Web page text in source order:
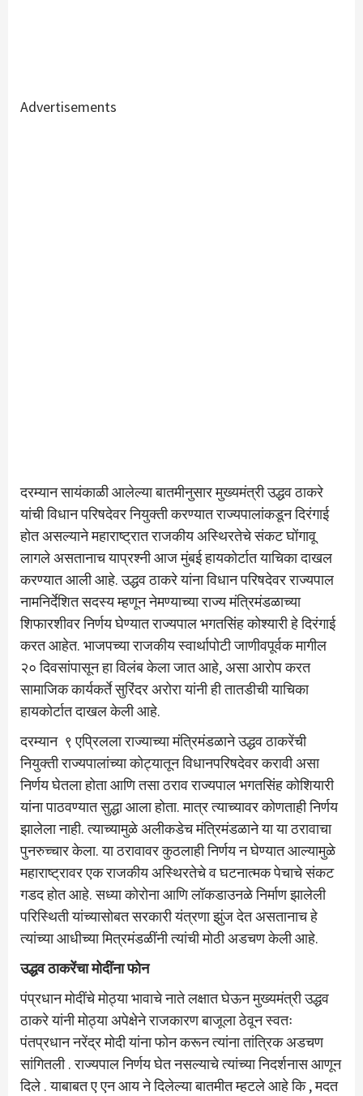
Advertisements
दरम्यान सायंकाळी आलेल्या बातमीनुसार मुख्यमंत्री उद्धव ठाकरे
यांची विधान परिषदेवर नियुक्ती करण्यात राज्यपालांकडून दिरंगाई
होत असल्याने महाराष्ट्रात राजकीय अस्थिरतेचे संकट घोंगावू
लागले असतानाच याप्रश्नी आज मुंबई हायकोर्टात याचिका दाखल
करण्यात आली आहे. उद्धव ठाकरे यांना विधान परिषदेवर राज्यपाल
नामनिर्देशित सदस्य म्हणून नेमण्याच्या राज्य मंत्रिमंडळाच्या
शिफारशीवर निर्णय घेण्यात राज्यपाल भगतसिंह कोश्यारी हे दिरंगाई
करत आहेत. भाजपच्या राजकीय स्वार्थापोटी जाणीवपूर्वक मागील
२० दिवसांपासून हा विलंब केला जात आहे, असा आरोप करत
सामाजिक कार्यकर्ते सुरिंदर अरोरा यांनी ही तातडीची याचिका
हायकोर्टात दाखल केली आहे.
दरम्यान ९ एप्रिलला राज्याच्या मंत्रिमंडळाने उद्धव ठाकरेंची
नियुक्ती राज्यपालांच्या कोट्यातून विधानपरिषदेवर करावी असा
निर्णय घेतला होता आणि तसा ठराव राज्यपाल भगतसिंह कोशियारी
यांना पाठवण्यात सुद्धा आला होता. मात्र त्याच्यावर कोणताही निर्णय
झालेला नाही. त्याच्यामुळे अलीकडेच मंत्रिमंडळाने या या ठरावाचा
पुनरुच्चार केला. या ठरावावर कुठलाही निर्णय न घेण्यात आल्यामुळे
महाराष्ट्रावर एक राजकीय अस्थिरतेचे व घटनात्मक पेचाचे संकट
गडद होत आहे. सध्या कोरोना आणि लॉकडाउनळे निर्माण झालेली
परिस्थिती यांच्यासोबत सरकारी यंत्रणा झुंज देत असतानाच हे
त्यांच्या आधीच्या मित्रमंडळींनी त्यांची मोठी अडचण केली आहे.
उद्धव ठाकरेंचा मोदींना फोन
पंप्रधान मोदींचे मोठ्या भावाचे नाते लक्षात घेऊन मुख्यमंत्री उद्धव
ठाकरे यांनी मोठ्या अपेक्षेने राजकारण बाजूला ठेवून स्वतः
पंतप्रधान नरेंद्र मोदी यांना फोन करून त्यांना तांत्रिक अडचण
सांगितली . राज्यपाल निर्णय घेत नसल्याचे त्यांच्या निदर्शनास आणून
दिले . याबाबत ए एन आय ने दिलेल्या बातमीत म्हटले आहे कि , मदत